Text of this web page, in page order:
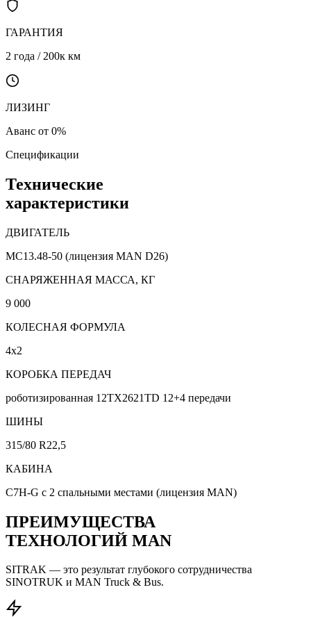
ГАРАНТИЯ
2 года / 200к км
ЛИЗИНГ
Аванс от 0%
Спецификации
Технические
характеристики
ДВИГАТЕЛЬ
MC13.48-50 (лицензия MAN D26)
CНАРЯЖЕННАЯ МАССА, КГ
9 000
КОЛЕСНАЯ ФОРМУЛА
4х2
КОРОБКА ПЕРЕДАЧ
роботизированная 12TX2621TD 12+4 передачи
ШИНЫ
315/80 R22,5
КАБИНА
C7H-G с 2 спальными местами (лицензия MAN)
ПРЕИМУЩЕСТВА
ТЕХНОЛОГИЙ MAN
SITRAK — это результат глубокого сотрудничества
SINOTRUK и MAN Truck & Bus.